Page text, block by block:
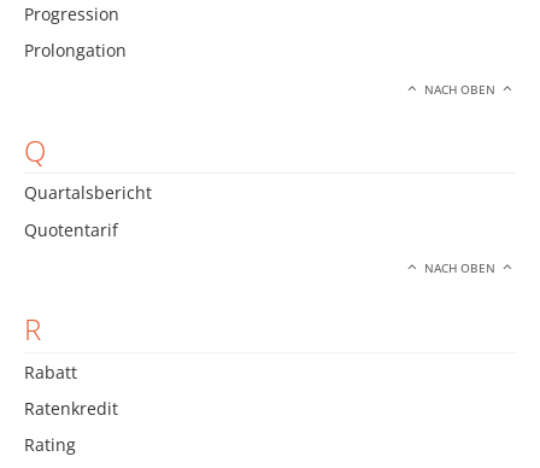
Progression
Prolongation
NACH OBEN
Q
Quartalsbericht
Quotentarif
NACH OBEN
R
Rabatt
Ratenkredit
Rating